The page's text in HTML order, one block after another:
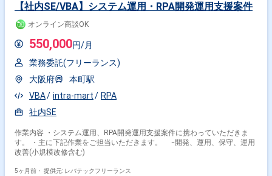
【社内SE/VBA】システム運用・RPA開発運用支援案件
オンライン商談OK
550,000円/月
業務委託(フリーランス)
大阪府
本町駅
VBA
intra-mart
RPA
社内SE
作業内容 ・システム運用、RPA開発運用支援案件に携わっていただきま
す。 ・主に下記作業をご担当いただきます。 ｰ開発、運用、保守、運用
改善(小規模改修含む)
5ヶ月前・ 提供元: レバテックフリーランス